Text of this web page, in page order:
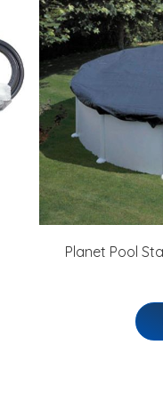
Planet Pool